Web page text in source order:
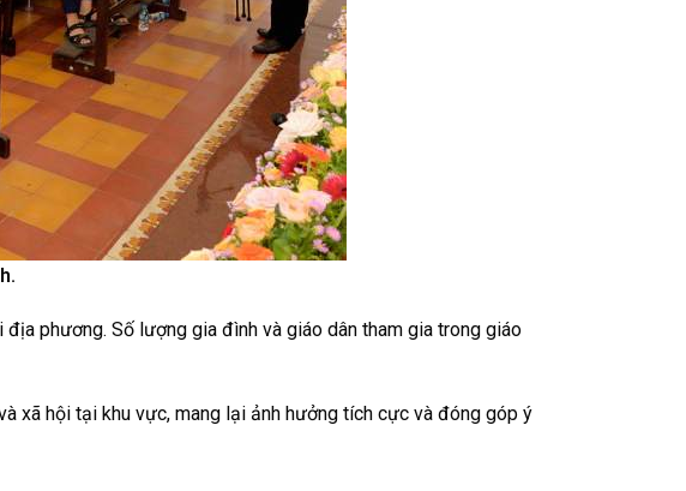
phương. Số lượng gia đình và giáo dân tham gia trong giáo
xã hội tại khu vực, mang lại ảnh hưởng tích cực và đóng góp ý